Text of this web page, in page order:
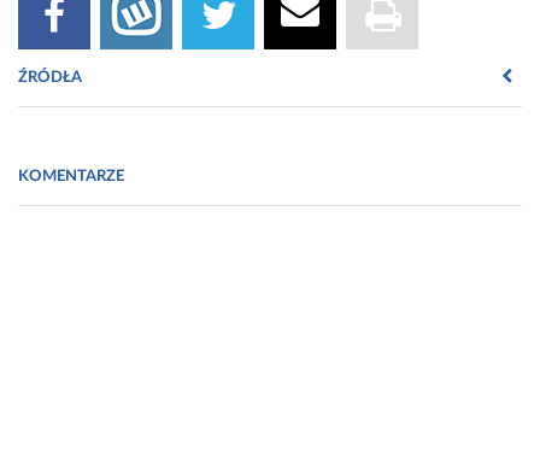
ŹRÓDŁA
KOMENTARZE